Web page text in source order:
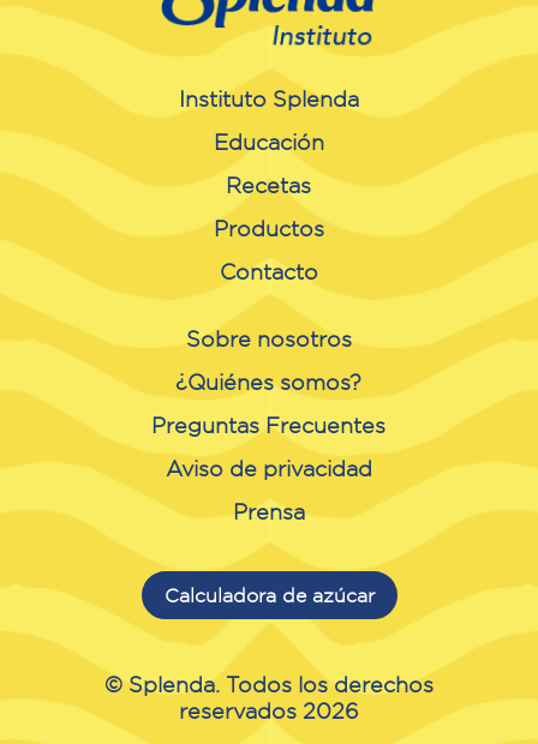
Instituto Splenda
Educación
Recetas
Productos
Contacto
Sobre nosotros
¿Quiénes somos?
Preguntas Frecuentes
Aviso de privacidad
Prensa
Calculadora de azúcar
© Splenda. Todos los derechos
reservados 2026